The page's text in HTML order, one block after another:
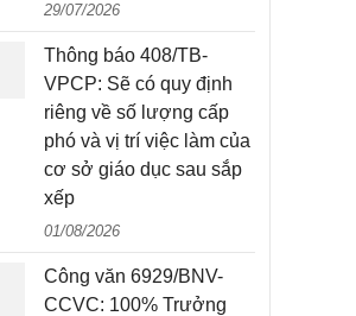
29/07/2026
Thông báo 408/TB-
VPCP: Sẽ có quy định
riêng về số lượng cấp
phó và vị trí việc làm của
cơ sở giáo dục sau sắp
xếp
01/08/2026
Công văn 6929/BNV-
CCVC: 100% Trưởng